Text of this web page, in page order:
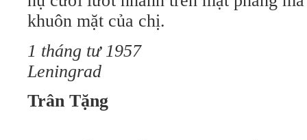
khuôn mặt của chị.
1 tháng tư 1957
Leningrad
Trân Tặng